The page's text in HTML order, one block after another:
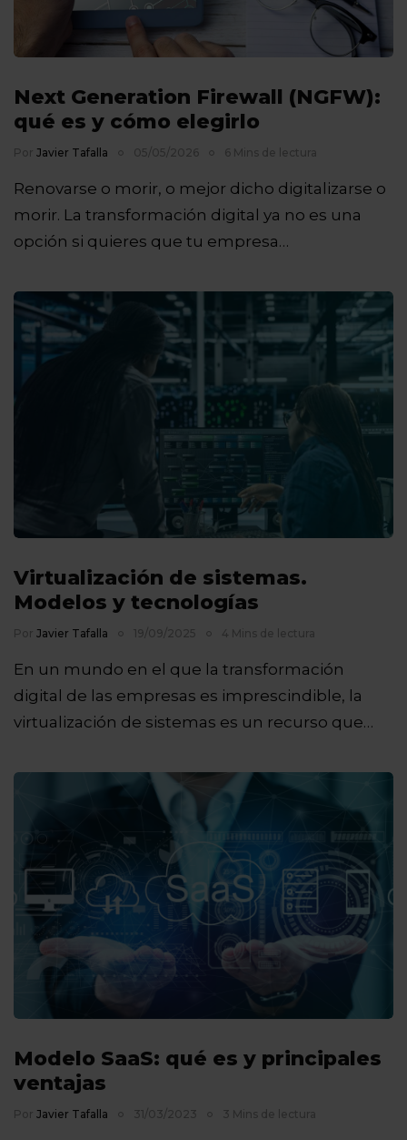
Next Generation Firewall (NGFW):
qué es y cómo elegirlo
Por Javier Tafalla 05/05/2026 6 Mins de lectura
Renovarse o morir, o mejor dicho digitalizarse o
morir. La transformación digital ya no es una
opción si quieres que tu empresa…
Virtualización de sistemas.
Modelos y tecnologías
Por Javier Tafalla 19/09/2025 4 Mins de lectura
En un mundo en el que la transformación
digital de las empresas es imprescindible, la
virtualización de sistemas es un recurso que…
Modelo SaaS: qué es y principales
ventajas
Por Javier Tafalla 31/03/2023 3 Mins de lectura